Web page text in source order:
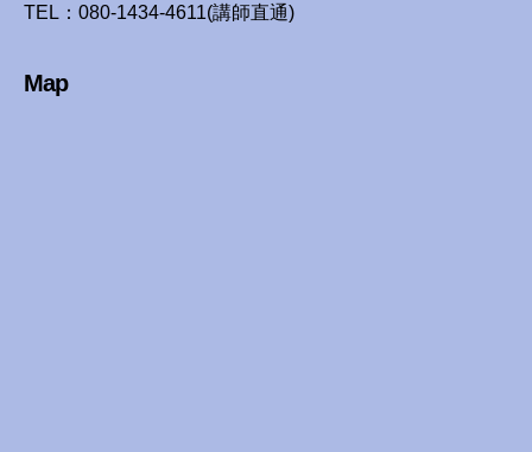
TEL：080-1434-4611(講師直通)
Map